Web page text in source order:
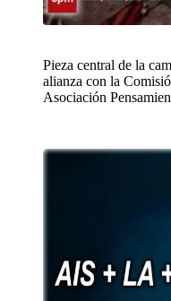
Pieza central de la
alianza con la
Asociación